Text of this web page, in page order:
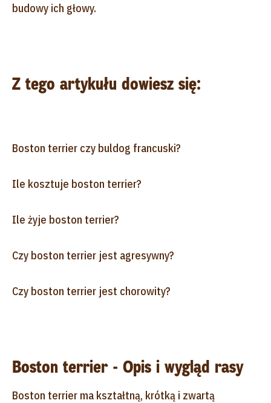
budowy ich głowy.
Z tego artykułu dowiesz się:
Boston terrier czy buldog francuski?
Ile kosztuje boston terrier?
Ile żyje boston terrier?
Czy boston terrier jest agresywny?
Czy boston terrier jest chorowity?
Boston terrier - Opis i wygląd rasy
Boston terrier ma kształtną, krótką i zwartą